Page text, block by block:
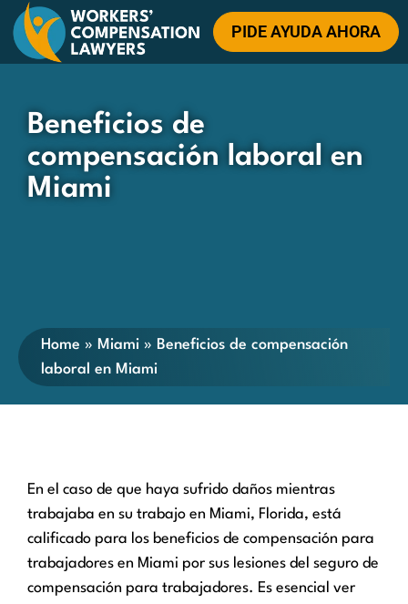
PIDE AYUDA AHORA
Beneficios de
compensación laboral en
Miami
Home » Miami » Beneficios de compensación
laboral en Miami
En el caso de que haya sufrido daños mientras
trabajaba en su trabajo en Miami, Florida, está
calificado para los beneficios de compensación para
trabajadores en Miami por sus lesiones del seguro de
compensación para trabajadores. Es esencial ver